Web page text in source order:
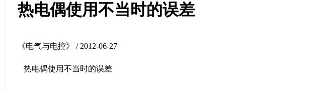
热电偶使用不当时的误差
《电气与电控》 / 2012-06-27
热电偶使用不当时的误差